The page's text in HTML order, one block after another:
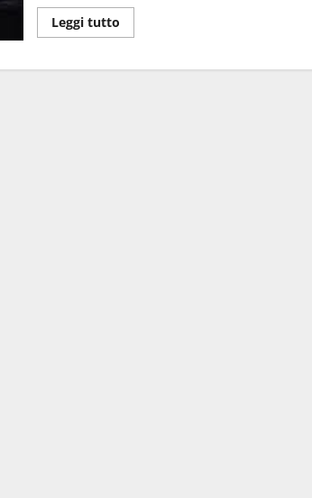
Leggi tutto